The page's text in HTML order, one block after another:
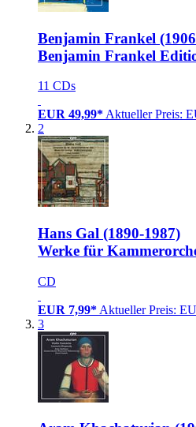
Benjamin Frankel
Benjamin Frankel
11 CDs
EUR 49,99* Aktueller Preis:
2
Hans Gal (1890-1987)
Werke für
CD
EUR 7,99* Aktueller Preis:
3